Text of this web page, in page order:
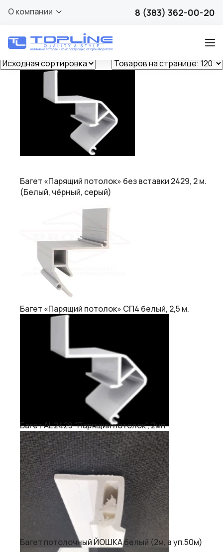
О компании 8 (383) 362-00-20
Белый
Показаны все результаты (12)
Багет «Парящий потолок» без вставки 2429, 2 м.
(Белый, чёрный, серый)
Багет «Парящий потолок» СП4 белый, 2,5 м.
Багет AL 2429 “Парящий потолок”, 2мп
Багет потолочный ЙОШКА белый (2м, в уп.50м)